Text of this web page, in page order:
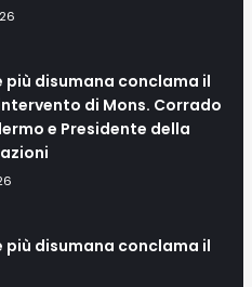
più disumana conclama il
di Mons. Corrado
e Presidente della
più disumana conclama il